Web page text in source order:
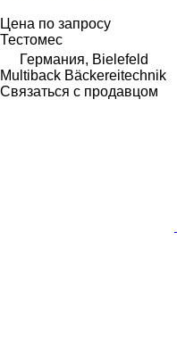
Цена по запросу
Тестомес
Германия, Bielefeld
Multiback Bäckereitechnik
Связаться с продавцом